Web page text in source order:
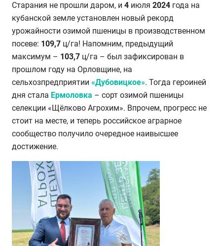
Старания не прошли даром, и 4 июля 2024 года на
кубанской земле установлен новый рекорд
урожайности озимой пшеницы в производственном
посеве: 109,7 ц/га! Напомним, предыдущий
максимум – 103,7 ц/га – был зафиксирован в
прошлом году на Орловщине, на
сельхозпредприятии «Дубовицкое». Тогда героиней
дня стала Ермоловка – сорт озимой пшеницы
селекции «Щёлково Агрохим». Впрочем, прогресс не
стоит на месте, и теперь российское аграрное
сообщество получило очередное наивысшее
достижение.